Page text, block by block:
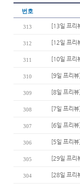
번호
313 [13일 프리
312 [12일 프리
311 [10일 프리
310 [9일 프리
309 [8일 프리
308 [7일 프리
307 [6일 프리
306 [5일 프리
305 [29일 프리
304 [28일 프리